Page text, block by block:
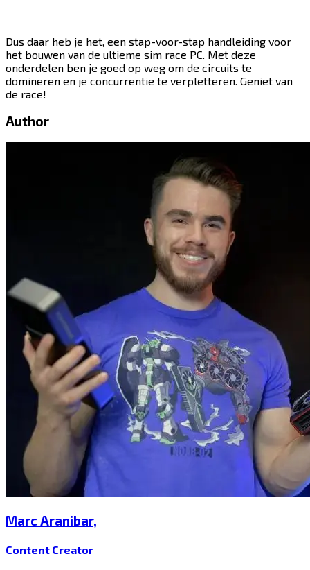
Dus daar heb je het, een stap-voor-stap handleiding voor
het bouwen van de ultieme sim race PC. Met deze
onderdelen ben je goed op weg om de circuits te
domineren en je concurrentie te verpletteren. Geniet van
de race!​​​​‌ ‍ ​‍​‍‌‍ ‌ ​‍‌‍‍‌‌‍‌ ‌‍‍‌‌‍ ‍​‍​‍​ ‍‍​‍​‍‌ ​ ‌‍​‌‌‍ ‍‌‍‍‌‌ ‌​‌ ‍‌​‍ ‍‌‍‍‌‌‍ ​‍​‍​‍ ​​‍​‍‌‍‍​‌ ​‍‌‍‌‌‌‍‌‍​‍​‍​ ‍‍​‍​‍​‍ ‌‍​‌‌‍‌​‌‍ ‌‌‍‍‌‌‍ ‍​‍ ‌‍‍‌‌‍ ‍‌ ‌​‌‍‌‌‌‍ ‍‌ ‌​​‍ ‌‍‌‌‌‍‌​‌‍‍‌‌ ‌​​‍ ‌‍ ‌‌‍ ‌‍‌​‌‍‌‌​ ‌‌ ​​‌ ​‍‌‍‌‌‌ ​ ‌‍‌‌‌‍ ‍‌ ‌​‌‍​‌‌ ‌​‌‍‍‌‌‍ ‌‍ ‍​ ‍ ‌‍‍‌‌‍‌​​ ‌​ ‌​​ ​​​ ​‍​ ‍​‌‍​ ​ ‌‍​ ‌‍‌‍​‍​‍ ‌‌‍​‌​ ‌‌​ ‌ ‌‍‌‌​‍ ‌​ ‌​​ ‌‍​ ‌‍​ ​‌​‍ ‌​ ‍​‌‍​‍​ ‍‌​ ‍​​‍ ‌‌‍​‍​ ‍​​ ‍​‌‍‌‍​ ​ ​ ​​​ ​​​ ‍​​ ‌​​ ​​‌‍​ ​ ‍​​ ‍ ‌ ‌​‌ ‍‌‌ ​​‌‍‌‌​ ‌‌‍​‍‌ ‌‌‌‍‍‌‌‍ ​‌‍‌​​ ‍ ‌ ​​‌‍​‌‌ ‌​‌‍‍​​ ‌‌‍‍‌​ ​‌​ ‍​‌‍ ‍‌‌ ‌‍ ​‌‍ ‌‍ ‍‌‍‌ ‌‌ ‌‍‌​‌‍‌‌‌ ​ ‌‍​ ​‍‌‌​ ‌‌‌​​‍‌‌ ‌‍‍ ‌‍‌‌‌ ‍‌​‍‌‌​ ​ ‌​‌​​‍‌‌​ ​ ‌​‌​​‍‌‌​ ​‍​ ​‍‌‍ ‍‌‍ ​​‍‌‌​ ​‍​ ​‍​‍‌‌​ ‌‌‌​‌​​‍ ‍‌ ‌‍‌‍​‌‌‍ ​‌ ‌‌‌‍‌‌​‍‌‌​ ‌‌‌​​‍‌‌ ‌‍‍ ‌‍‌‌‌ ‍‌​‍‌‌​ ​ ‌​‌​​‍‌‌​ ​ ‌​‌​​‍‌‌​ ​‍​ ​‍​ ‌​‌‍​‌‌‍​‌​ ‌‌‌‍‌‍‌‍‌​​ ​​​ ‍​​ ​ ​ ‌ ​ ​‍​ ​‌​‍‌‌​ ​‍​ ​‍​‍‌‌​ ‌‌‌​‌​​‍ ‍‌‍​ ‌‍‍​‌‍‍‌‌‍ ​‌‍‌​‌ ​‍‌‍‌‌‌‍ ‍​‍‌‌​ ‌‌‌​​‍‌‌ ‌‍‍ ‌‍‌‌‌ ‍‌​‍‌‌​ ​ ‌​‌​​‍‌‌​ ​ ‌​‌​​‍‌‌​ ​‍​ ​‍‌‍​‍​ ‌‍‌‍​‌​ ​‌‌‍​‍​ ​​‌‍​‍​ ‌‍​ ‌‍​ ‌​‌‍‌‌​ ​​​‍‌‌​ ​‍​ ​‍​‍‌‌​ ‌‌‌​‌​​‍ ‍‌ ‌​‌‍‌‌‌ ‍​‌ ‌​​ ‌‍​‍‌‍​‌‌ ​ ‌‍‌‌‌‌‌‌‌ ​‍‌‍ ​​ ‌​‍‌‌​ ​‍‌​‌‍‌‍​‌‌‍‌​‌‍ ‌‌‍‍‌‌‍ ‍​‍‌‍‌‍‍‌‌‍‌​​ ‌​ ‌​​ ​​​ ​‍​ ‍​‌‍​ ​ ‌‍​ ‌‍‌‍​‍​‍ ‌‌‍​‌​ ‌‌​ ‌ ‌‍‌‌​‍ ‌​ ‌​​ ‌‍​ ‌‍​ ​‌​‍ ‌​ ‍​‌‍​‍​ ‍‌​ ‍​​‍ ‌‌‍​‍​ ‍​​ ‍​‌‍‌‍​ ​ ​ ​​​ ​​​ ‍​​ ‌​​ ​​‌‍​ ​ ‍​​‍‌‍‌ ‌​‌ ‍‌‌ ​​‌‍‌‌​ ‌‌‍​‍‌ ‌‌‌‍‍‌‌‍ ​‌‍‌​​‍‌‍‌ ​​‌‍​‌‌ ‌​‌‍‍​​ ‌‌‍‍‌​ ​‌​ ‍​‌‍ ‍‌‌ ‌‍ ​‌‍ ‌‍ ‍‌‍‌ ‌‌ ‌‍‌​‌‍‌‌‌ ​ ‌‍​ ​‍‌‌​ ‌‌‌​​‍‌‌ ‌‍‍ ‌‍‌‌‌ ‍‌​‍‌‌​ ​ ‌​‌​​‍‌‌​ ​ ‌​‌​​‍‌‌​ ​‍​ ​‍‌‍ ‍‌‍ ​​‍‌‌​ ​‍​ ​‍​‍‌‌​ ‌‌‌​‌​​‍ ‍‌ ‌‍‌‍​‌‌‍ ​‌ ‌‌‌‍‌‌​‍‌‌​ ‌‌‌​​‍‌‌ ‌‍‍ ‌‍‌‌‌ ‍‌​‍‌‌​ ​ ‌​‌​​‍‌‌​ ​ ‌​‌​​‍‌‌​ ​‍​ ​‍​ ‌​‌‍​‌‌‍​‌​ ‌‌‌‍‌‍‌‍‌​​ ​​​ ‍​​ ​ ​ ‌ ​ ​‍​ ​‌​‍‌‌​ ​‍​ ​‍​‍‌‌​ ‌‌‌​‌​​‍ ‍‌‍​ ‌‍‍​‌‍‍‌‌‍ ​‌‍‌​‌ ​‍‌‍‌‌‌‍ ‍​‍‌‌​ ‌‌‌​​‍‌‌ ‌‍‍ ‌‍‌‌‌ ‍‌​‍‌‌​ ​ ‌​‌​​‍‌‌​ ​ ‌​‌​​‍‌‌​ ​‍​ ​‍‌‍​‍​ ‌‍‌‍​‌​ ​‌‌‍​‍​ ​​‌‍​‍​ ‌‍​ ‌‍​ ‌​‌‍‌‌​ ​​​‍‌‌​ ​‍​ ​‍​‍‌‌​ ‌‌‌​‌​​‍ ‍‌ ‌​‌‍‌‌‌ ‍​‌ ‌​​‍‌‍‌ ​​‌‍‌‌‌ ​‍‌ ​ ‌ ​​‌‍‌‌‌‍​ ‌ ‌​‌‍‍‌‌ ‌‍‌‍‌‌​ ‌‌ ​​‌ ‌‌‌‍​‍‌‍ ​‌‍‍‌‌ ​ ‌‍‍​‌‍‌‌‌‍‌​​‍​‍‌ ‌
Author
Marc Aranibar​​​​‌ ‍ ​‍​‍‌‍ ‌ ​‍‌‍‍‌‌‍‌ ‌‍‍‌‌‍ ‍​‍​‍​ ‍‍​‍​‍‌ ​ ‌‍​‌‌‍ ‍‌‍‍‌‌ ‌​‌ ‍‌​‍ ‍‌‍‍‌‌‍ ​‍​‍​‍ ​​‍​‍‌‍‍​‌ ​‍‌‍‌‌‌‍‌‍​‍​‍​ ‍‍​‍​‍​‍ ‌‍​‌‌‍‌​‌‍ ‌‌‍‍‌‌‍ ‍​‍ ‌‍‍‌‌‍ ‍‌ ‌​‌‍‌‌‌‍ ‍‌ ‌​​‍ ‌‍‌‌‌‍‌​‌‍‍‌‌ ‌​​‍ ‌‍ ‌‌‍ ‌‍‌​‌‍‌‌​ ‌‌ ​​‌ ​‍‌‍‌‌‌ ​ ‌‍‌‌‌‍ ‍‌ ‌​‌‍​‌‌ ‌​‌‍‍‌‌‍ ‌‍ ‍​ ‍ ‌‍‍‌‌‍‌​​ ‌‌‍‌​​ ‌ ​ ‍​​ ‌​‌‍​‌​ ​ ‌‍‌‍​ ​‍​‍ ‌‌‍​‌​ ‌‌‌‍​ ​ ​​​‍ ‌​ ‌​​ ​‌‌‍​‍​ ​‌​‍ ‌​ ‍‌​ ​​​ ‌‍‌‍​‍​‍ ‌‌‍​ ‌‍‌​‌‍​‍​ ‌‍‌‍​‍​ ‌ ​ ‌‌‌‍‌‍​ ‌ ‌‍​‌​ ​ ​ ‌ ​ ‍ ‌ ‌​‌ ‍‌‌ ​​‌‍‌‌​ ‌‌‍​‌‌ ‌‌‌ ‌​‌‍‍​‌‍ ‌ ​‍​ ‍ ‌ ​​‌‍​‌‌ ‌​‌‍‍​​ ‌‌‍ ‍‌‍​‌‌‍ ‌‌‍‌‌​ ‌‍​‍‌‍​‌‌ ​ ‌‍‌‌‌‌‌‌‌ ​‍‌‍ ​​ ‌​‍‌‌​ ​‍‌​‌‍‌‍​‌‌‍‌​‌‍ ‌‌‍‍‌‌‍ ‍​‍‌‍‌‍‍‌‌‍‌​​ ‌‌‍‌​​ ‌ ​ ‍​​ ‌​‌‍​‌​ ​ ‌‍‌‍​ ​‍​‍ ‌‌‍​‌​ ‌‌‌‍​ ​ ​​​‍ ‌​ ‌​​ ​‌‌‍​‍​ ​‌​‍ ‌​ ‍‌​ ​​​ ‌‍‌‍​‍​‍ ‌‌‍​ ‌‍‌​‌‍​‍​ ‌‍‌‍​‍​ ‌ ​ ‌‌‌‍‌‍​ ‌ ‌‍​‌​ ​ ​ ‌ ​‍‌‍‌ ‌​‌ ‍‌‌ ​​‌‍‌‌​ ‌‌‍​‌‌ ‌‌‌ ‌​‌‍‍​‌‍ ‌ ​‍​‍‌‍‌ ​​‌‍​‌‌ ‌​‌‍‍​​ ‌‌‍ ‍‌‍​‌‌‍ ‌‌‍‌‌​‍‌‍‌ ​​‌‍‌‌‌ ​‍‌ ​ ‌ ​​‌‍‌‌‌‍​ ‌ ‌​‌‍‍‌‌ ‌‍‌‍‌‌​ ‌‌ ​​‌ ‌‌‌‍​‍‌‍ ​‌‍‍‌‌ ​ ‌‍‍​‌‍‌‌‌‍‌​​‍​‍‌ ‌,
Content Creator​​​​‌ ‍ ​‍​‍‌‍ ‌ ​‍‌‍‍‌‌‍‌ ‌‍‍‌‌‍ ‍​‍​‍​ ‍‍​‍​‍‌ ​ ‌‍​‌‌‍ ‍‌‍‍‌‌ ‌​‌ ‍‌​‍ ‍‌‍‍‌‌‍ ​‍​‍​‍ ​​‍​‍‌‍‍​‌ ​‍‌‍‌‌‌‍‌‍​‍​‍​ ‍‍​‍​‍​‍ ‌‍​‌‌‍‌​‌‍ ‌‌‍‍‌‌‍ ‍​‍ ‌‍‍‌‌‍ ‍‌ ‌​‌‍‌‌‌‍ ‍‌ ‌​​‍ ‌‍‌‌‌‍‌​‌‍‍‌‌ ‌​​‍ ‌‍ ‌‌‍ ‌‍‌​‌‍‌‌​ ‌‌ ​​‌ ​‍‌‍‌‌‌ ​ ‌‍‌‌‌‍ ‍‌ ‌​‌‍​‌‌ ‌​‌‍‍‌‌‍ ‌‍ ‍​ ‍ ‌‍‍‌‌‍‌​​ ‌‌‍‌​​ ‌ ​ ‍​​ ‌​‌‍​‌​ ​ ‌‍‌‍​ ​‍​‍ ‌‌‍​‌​ ‌‌‌‍​ ​ ​​​‍ ‌​ ‌​​ ​‌‌‍​‍​ ​‌​‍ ‌​ ‍‌​ ​​​ ‌‍‌‍​‍​‍ ‌‌‍​ ‌‍‌​‌‍​‍​ ‌‍‌‍​‍​ ‌ ​ ‌‌‌‍‌‍​ ‌ ‌‍​‌​ ​ ​ ‌ ​ ‍ ‌ ‌​‌ ‍‌‌ ​​‌‍‌‌​ ‌‌‍​‌‌ ‌‌‌ ‌​‌‍‍​‌‍ ‌ ​‍​ ‍ ‌ ​​‌‍​‌‌ ‌​‌‍‍​​ ‌‌ ‌​‌‍‍‌‌ ‌​‌‍ ​‌‍‌‌​ ‌‍​‍‌‍​‌‌ ​ ‌‍‌‌‌‌‌‌‌ ​‍‌‍ ​​ ‌​‍‌‌​ ​‍‌​‌‍‌‍​‌‌‍‌​‌‍ ‌‌‍‍‌‌‍ ‍​‍‌‍‌‍‍‌‌‍‌​​ ‌‌‍‌​​ ‌ ​ ‍​​ ‌​‌‍​‌​ ​ ‌‍‌‍​ ​‍​‍ ‌‌‍​‌​ ‌‌‌‍​ ​ ​​​‍ ‌​ ‌​​ ​‌‌‍​‍​ ​‌​‍ ‌​ ‍‌​ ​​​ ‌‍‌‍​‍​‍ ‌‌‍​ ‌‍‌​‌‍​‍​ ‌‍‌‍​‍​ ‌ ​ ‌‌‌‍‌‍​ ‌ ‌‍​‌​ ​ ​ ‌ ​‍‌‍‌ ‌​‌ ‍‌‌ ​​‌‍‌‌​ ‌‌‍​‌‌ ‌‌‌ ‌​‌‍‍​‌‍ ‌ ​‍​‍‌‍‌ ​​‌‍​‌‌ ‌​‌‍‍​​ ‌‌ ‌​‌‍‍‌‌ ‌​‌‍ ​‌‍‌‌​‍‌‍‌ ​​‌‍‌‌‌ ​‍‌ ​ ‌ ​​‌‍‌‌‌‍​ ‌ ‌​‌‍‍‌‌ ‌‍‌‍‌‌​ ‌‌ ​​‌ ‌‌‌‍​‍‌‍ ​‌‍‍‌‌ ​ ‌‍‍​‌‍‌‌‌‍‌​​‍​‍‌ ‌